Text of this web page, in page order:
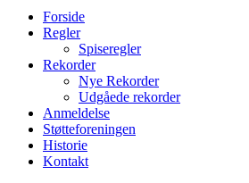
Forside
Regler
Spiseregler
Rekorder
Nye Rekorder
Udgåede rekorder
Anmeldelse
Støtteforeningen
Historie
Kontakt